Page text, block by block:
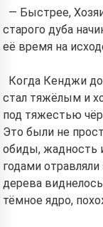
— Быстрее,
старого дуба
её время на
Когда Кенджи
стал тяжёлым и
под тяжестью
Это были не
обиды, жадность
годами
дерева
тёмное ядро,